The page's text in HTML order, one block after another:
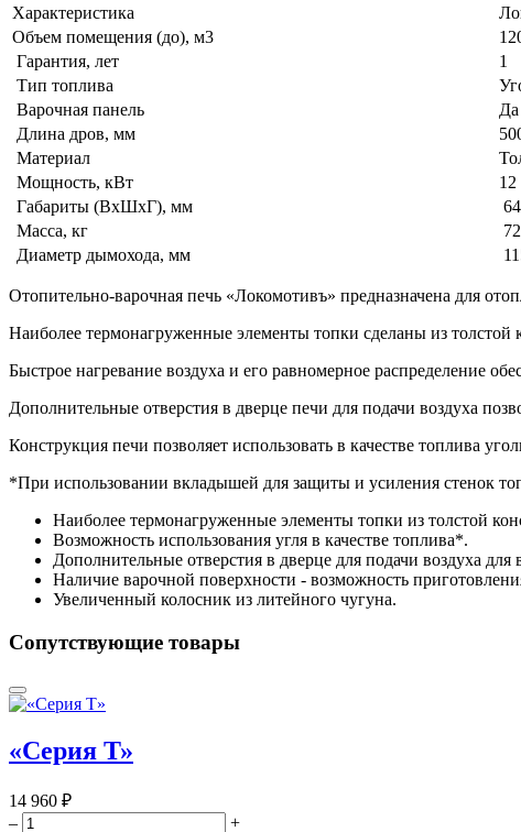
Характеристика
Объем помещения (до), м3
Гарантия, лет
1
Тип топлива
Варочная панель
Да
Длина дров, мм
Материал
Мощность, кВт
12
Габариты (ВхШхГ), мм
Масса, кг
72
Диаметр дымохода, мм
Отопительно-варочная печь «Локомотивъ» предназначена для
Наиболее термонагруженные элементы топки сделаны из
Быстрое нагревание воздуха и его равномерное распределение
Дополнительные отверстия в дверце печи для подачи воздуха
Конструкция печи позволяет использовать в качестве топлива
*При использовании вкладышей для защиты и усиления стенок
Наиболее термонагруженные элементы топки из толстой
Возможность использования угля в качестве топлива*.
Дополнительные отверстия в дверце для подачи воздуха для
Наличие варочной поверхности - возможность
Увеличенный колосник из литейного чугуна.
Сопутствующие товары
«Серия Т»
14 960 ₽
–
+